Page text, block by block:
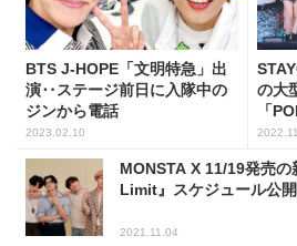
BTS J-HOPE「文明特急」出
演‥ステージ前日に入隊中の
ジンから電話
2023.02.10
の大
「
MONSTA X 11/19発売
Limit』スケジュール公開
2021.11.04